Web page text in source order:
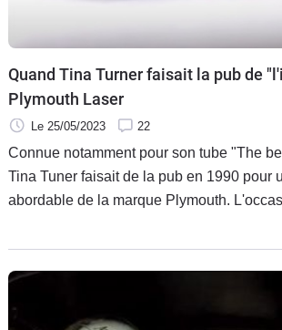
Services
Forum
Moto
Marques
Quand Tina Turner faisait la pub de
Plymouth Laser
Le 25/05/2023 22
Connue notamment pour son tube "The
Tina Tuner faisait de la pub en 1990 pour
abordable de la marque Plymouth.